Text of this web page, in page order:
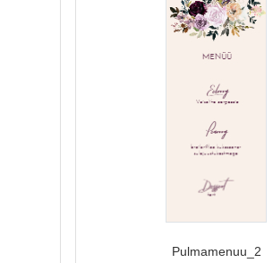
Pulmamenuu_2